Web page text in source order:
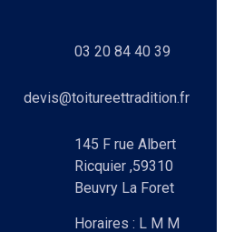
03 20 84 40 39
devis@toitureettradition.fr
145 F rue Albert
Ricquier ,59310
Beuvry La Foret
Horaires : L M M